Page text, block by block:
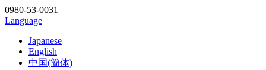
0980-53-0031
Language
Japanese
English
中国(簡体)